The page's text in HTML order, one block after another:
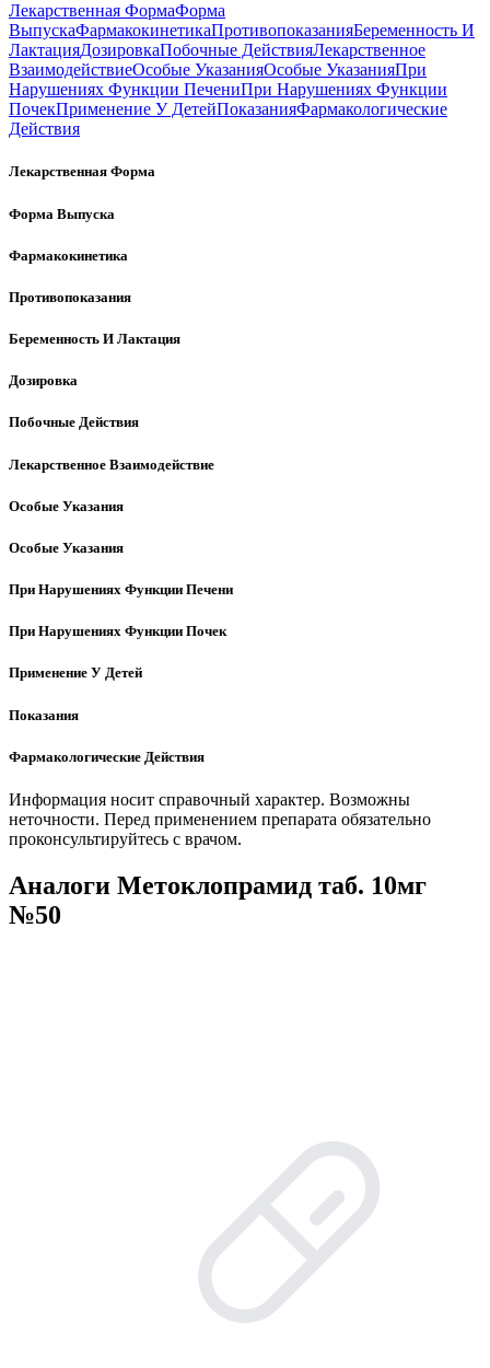
Лекарственная ФормаФорма
ВыпускаФармакокинетикаПротивопоказанияБеременность И
ЛактацияДозировкаПобочные ДействияЛекарственное
ВзаимодействиеОсобые УказанияОсобые УказанияПри
Нарушениях Функции ПечениПри Нарушениях Функции
ПочекПрименение У ДетейПоказанияФармакологические
Действия
Лекарственная Форма
Форма Выпуска
Фармакокинетика
Противопоказания
Беременность И Лактация
Дозировка
Побочные Действия
Лекарственное Взаимодействие
Особые Указания
Особые Указания
При Нарушениях Функции Печени
При Нарушениях Функции Почек
Применение У Детей
Показания
Фармакологические Действия
Информация носит справочный характер. Возможны
неточности. Перед применением препарата обязательно
проконсультируйтесь с врачом.
Аналоги Метоклопрамид таб. 10мг
№50